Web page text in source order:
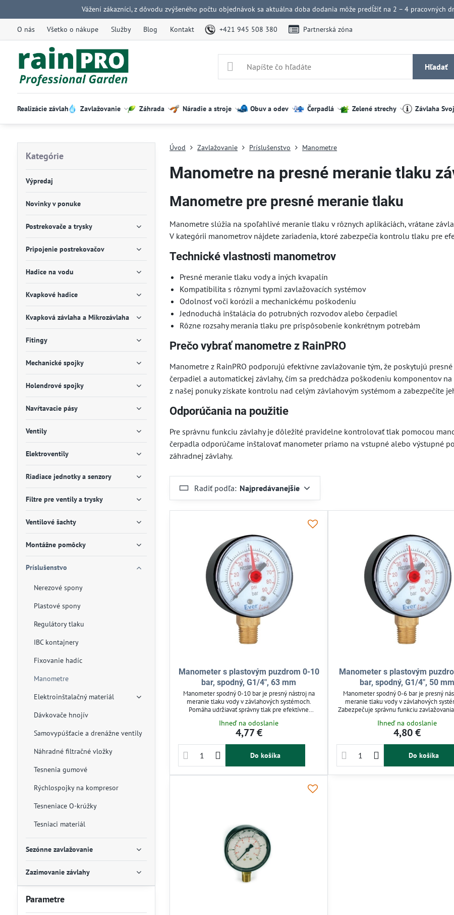
Vážení zákazníci, z dôvodu zvýšeného počtu objednávok sa aktuálna doba dodania môže predĺžiť na 2 – 4 pracovných
O nás Všetko o nákupe Služby Blog Kontakt +421 945 508 380 Partnerská zóna
Hľadať
Realizácie závlah Zavlažovanie Záhrada Náradie a stroje Obuv a odev Čerpadlá Zelené strechy Závlaha
Úvod Zavlažovanie Príslušenstvo Manometre
Manometre na presné meranie tlaku
Manometre pre presné meranie tlaku
Manometre slúžia na spoľahlivé meranie tlaku v rôznych aplikáciách, vrátane
V kategórii manometrov nájdete zariadenia, ktoré zabezpečia kontrolu tlaku pre
Technické vlastnosti manometrov
Presné meranie tlaku vody a iných kvapalín
Kompatibilita s rôznymi typmi zavlažovacích systémov
Odolnosť voči korózii a mechanickému poškodeniu
Jednoduchá inštalácia do potrubných rozvodov alebo čerpadiel
Rôzne rozsahy merania tlaku pre prispôsobenie konkrétnym potrebám
Prečo vybrať manometre z RainPRO
Manometre z RainPRO podporujú efektívne zavlažovanie tým, že poskytujú
čerpadiel a automatickej závlahy, čím sa predchádza poškodeniu komponentov
z našej ponuky získate kontrolu nad celým závlahovým systémom a zabezpečíte
Odporúčania na použitie
Pre správnu funkciu závlahy je dôležité pravidelne kontrolovať tlak pomocou
čerpadla odporúčame inštalovať manometer priamo na vstupné alebo výstupné
záhradnej závlahy.
Radiť podľa: Najpredávanejšie
Manometer s plastovým puzdrom 0-10
bar, spodný, G1/4", 63 mm
Manometer spodný 0-10 bar je presný nástroj na
meranie tlaku vody v závlahových systémoch.
Pomáha udržiavať správny tlak pre efektívne
komponentov. Je kompaktný, odolný a ľahko sa
inštaluje. Umožňuje spoľahlivú kontrolu tlaku pre
Ihneď na odoslanie
4,77 €
Do košíka
Manometer s plastovým
bar, spodný, G1/4", 50 mm
Manometer spodný 0-6 bar je presný
meranie tlaku vody v závlahových
Zabezpečuje správnu funkciu
jednoduchá inštalácia sú ideálne pre
skleníky aj menšie zavlažovacie projekty.
Ihneď na odoslanie
4,80 €
Do košíka
Parametre
Kategórie
Výpredaj
Novinky v ponuke
Postrekovače a trysky
Pripojenie postrekovačov
Hadice na vodu
Kvapkové hadice
Kvapková závlaha a Mikrozávlaha
Fitingy
Mechanické spojky
Holendrové spojky
Navŕtavacie pásy
Ventily
Elektroventily
Riadiace jednotky a senzory
Filtre pre ventily a trysky
Ventilové šachty
Montážne pomôcky
Príslušenstvo
Nerezové spony
Plastové spony
Regulátory tlaku
IBC kontajnery
Fixovanie hadíc
Manometre
Elektroinštalačný materiál
Dávkovače hnojív
Samovypúšťacie a drenážne ventily
Náhradné filtračné vložky
Tesnenia gumové
Rýchlospojky na kompresor
Tesneniace O-krúžky
Tesniaci materiál
Sezónne zavlažovanie
Zazimovanie závlahy